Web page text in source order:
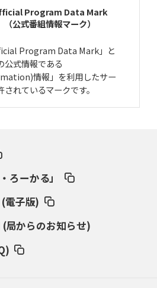
Program Data Mark
（公式番組情報マーク）
Program Data Mark」と
公式情報である
情報」を利用したサー
れているマークです。
ろーかる」
電子版)
局からのお知らせ)